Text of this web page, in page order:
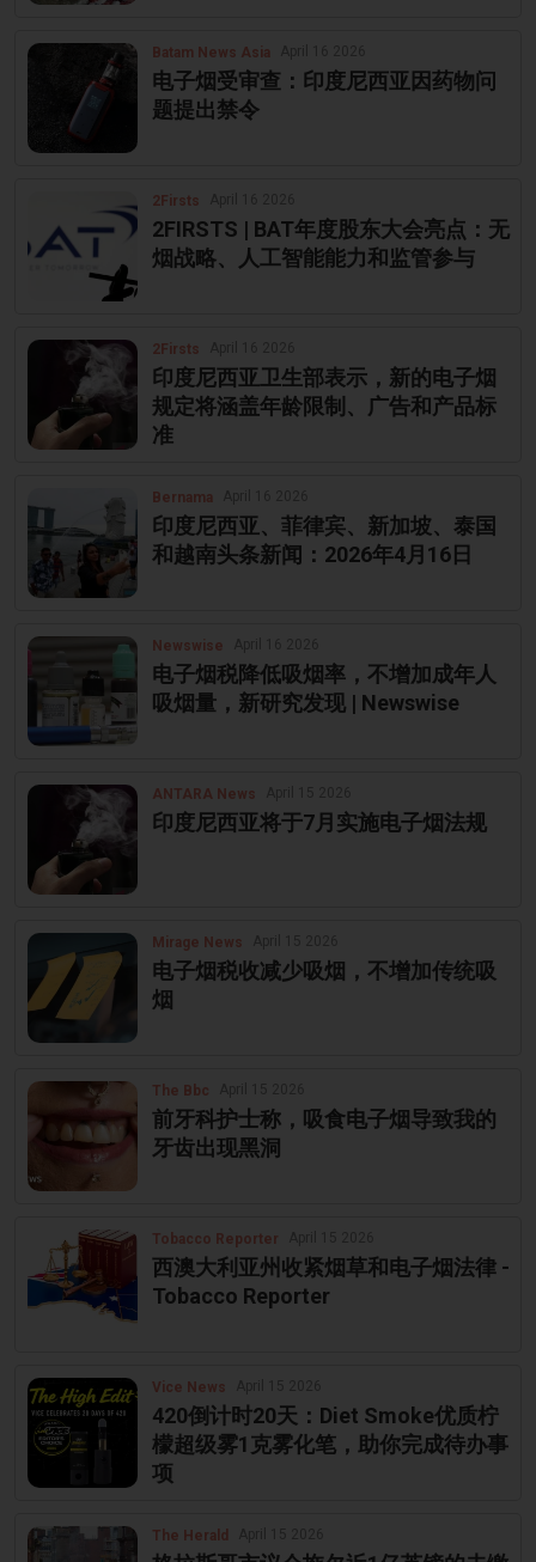
Batam News Asia
电子烟受审查：印度尼西亚因药物问
题提出禁令
2Firsts
2FIRSTS | BAT年度股东大会亮点：无
烟战略、人工智能能力和监管参与
2Firsts
印度尼西亚卫生部表示，新的电子烟
规定将涵盖年龄限制、广告和产品标
准
Bernama
印度尼西亚、菲律宾、新加坡、泰国
和越南头条新闻：2026年4月16日
Newswise
电子烟税降低吸烟率，不增加成年人
吸烟量，新研究发现 | Newswise
ANTARA News
印度尼西亚将于7月实施电子烟法规
Mirage News
电子烟税收减少吸烟，不增加传统吸
烟
The Bbc
前牙科护士称，吸食电子烟导致我的
牙齿出现黑洞
Tobacco Reporter
西澳大利亚州收紧烟草和电子烟法律 -
Tobacco Reporter
Vice News
420倒计时20天：Diet Smoke优质柠
檬超级雾1克雾化笔，助你完成待办事
项
The Herald